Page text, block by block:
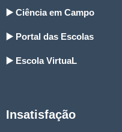
▶️ Ciência em Campo
▶️ Portal das Escolas
▶️ Escola VirtuaL
Insatisfação